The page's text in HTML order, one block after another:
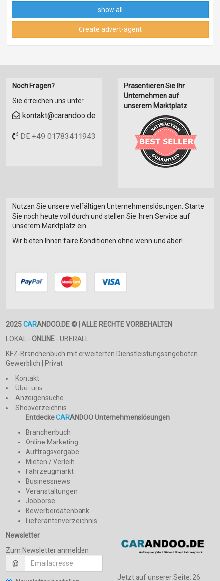
Einzelfertigungen nach Maß.
Sonderabnahmen
show all
Create advert-agent
Noch Fragen?
Sie erreichen uns unter
kontakt@carandoo.de
DE +49 01783411943
Präsentieren Sie Ihr
Unternehmen auf
unserem Marktplatz
Nutzen Sie unsere vielfältigen Unternehmenslösungen. Starte
Sie noch heute voll durch und stellen Sie Ihren Service auf
unserem Marktplatz ein.
Wir bieten Ihnen faire Konditionen ohne wenn und aber!.
2025CARANDOO.DE © | ALLE RECHTE VORBEHALTEN
LOKAL - ONLINE - ÜBERALL
KFZ-Branchenbuch mit erweiterten Dienstleistungsangeboten
Gewerblich | Privat
Kontakt
Über uns
Anzeigensuche
Shopverzeichnis
EntdeckeCARANDOO Unternehmenslösungen
Branchenbuch
Online Marketing
Auftragsvergabe
Mieten / Verleih
Fahrzeugmarkt
Businessnews
Veranstaltungen
Jobbörse
Bewerberdatenbank
Lieferantenverzeichnis
Newsletter
Zum Newsletter anmelden
@
Jetzt auf unserer Seite: 26